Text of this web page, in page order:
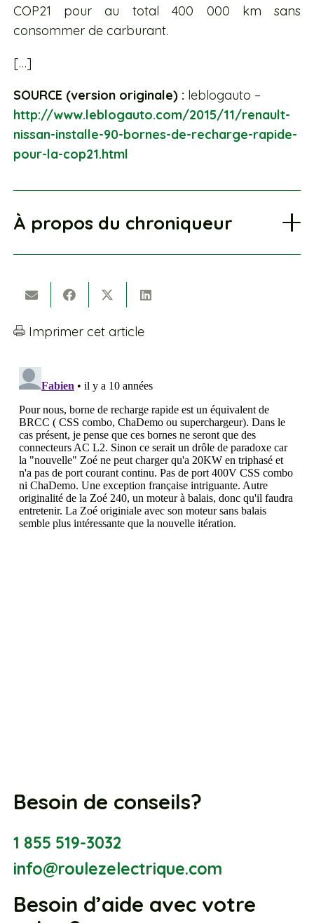
COP21 pour au total 400 000 km sans
consommer de carburant.
[…]
SOURCE (version originale) : leblogauto –
http://www.leblogauto.com/2015/11/renault-
nissan-installe-90-bornes-de-recharge-rapide-
pour-la-cop21.html
À propos du chroniqueur
Imprimer cet article
Besoin de conseils?
1 855 519-3032
info@roulezelectrique.com
Besoin d’aide avec votre